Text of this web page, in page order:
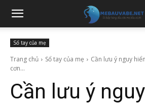
Sổ tay của mẹ
Trang chủ Sổ tay của mẹ
Cần lưu ý nguy
cơn...
Cần lưu ý